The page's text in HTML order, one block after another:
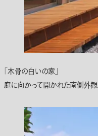
「木骨の白いの家」
庭に向かって開かれた南側外観